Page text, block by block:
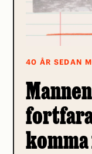
40 ÅR SEDAN